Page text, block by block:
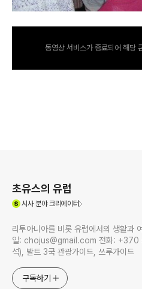
동영상 서비스가 종료되어 해당
초유스의 유럽
시사분야 크리에이터
리투아니아를 비롯 유럽에서의 생활과
일: chojus@gmail.com 전화: +370
석), 발트 3국 관광가이드, 쓰루가이드
구독하기